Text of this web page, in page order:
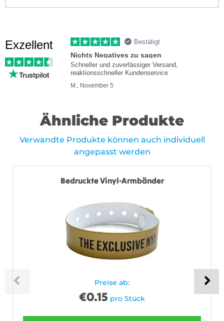
Exzellent Bestätigt
Nichts Negatives zu sagen
Schneller und zuverlässiger Versand,
reaktionsschneller Kundenservice
M., November 5
Ähnliche Produkte
Verwandte Produkte können auch individuell
angepasst werden
Bedruckte Vinyl-Armbänder
Preise ab:
€0.15 pro Stück